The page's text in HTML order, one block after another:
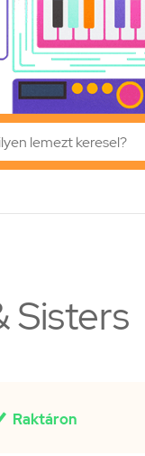
Sisters
Raktáron